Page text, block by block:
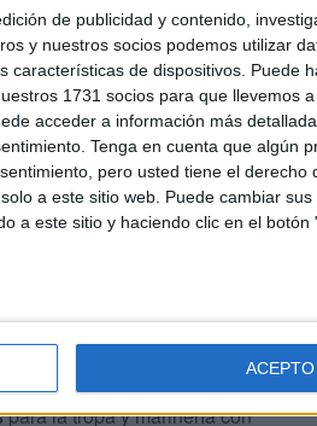
de publicidad y contenido,
y nuestros socios podemos utilizar
características de dispositivos. Puede
1731 socios para que llevemos
acceder a información más
Tenga en cuenta que algún
pero usted tiene el derecho
a este sitio web. Puede cambiar
a este sitio y haciendo clic en el botón
ACEPTO
para la tropa y marinería con